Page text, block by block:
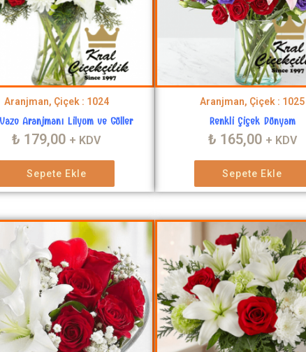
Aranjman, Çiçek : 1024
Aranjmanı Lilyum ve Güller
₺ 179,00 + KDV
Sepete Ekle
Aranjman, Çiçek : 1025
Renkli Çiçek Dünyam
₺ 165,00 + KDV
Sepete Ekle